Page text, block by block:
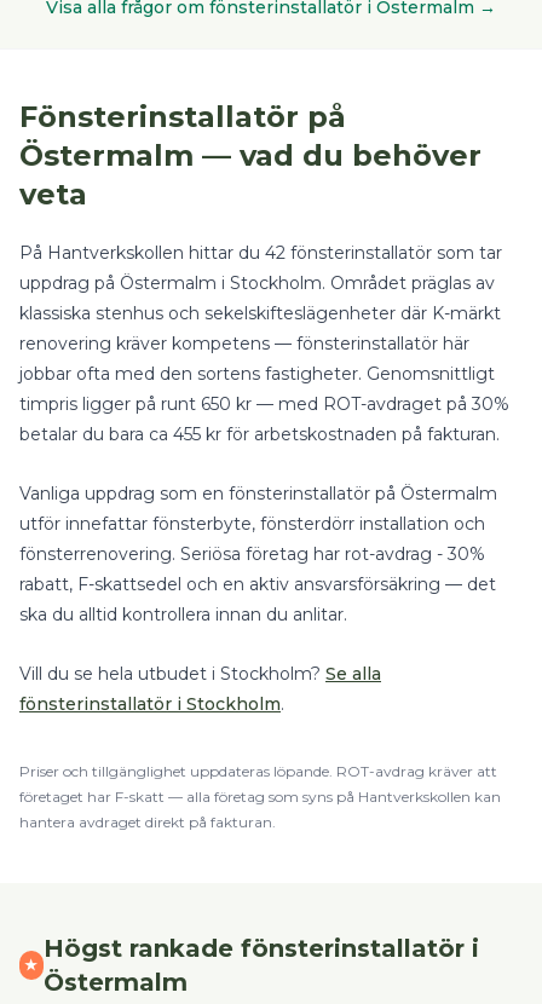
Visa alla frågor om fönsterinstallatör i Östermalm →
Fönsterinstallatör på
Östermalm — vad du behöver
veta
På Hantverkskollen hittar du 42 fönsterinstallatör som tar
uppdrag på Östermalm i Stockholm. Området präglas av
klassiska stenhus och sekelskifteslägenheter där K-märkt
renovering kräver kompetens — fönsterinstallatör här
jobbar ofta med den sortens fastigheter. Genomsnittligt
timpris ligger på runt 650 kr — med ROT-avdraget på 30%
betalar du bara ca 455 kr för arbetskostnaden på fakturan.
Vanliga uppdrag som en fönsterinstallatör på Östermalm
utför innefattar fönsterbyte, fönsterdörr installation och
fönsterrenovering. Seriösa företag har rot-avdrag - 30%
rabatt, F-skattsedel och en aktiv ansvarsförsäkring — det
ska du alltid kontrollera innan du anlitar.
Vill du se hela utbudet i Stockholm? Se alla
fönsterinstallatör i Stockholm.
Priser och tillgänglighet uppdateras löpande. ROT-avdrag kräver att
företaget har F-skatt — alla företag som syns på Hantverkskollen kan
hantera avdraget direkt på fakturan.
★
Högst rankade fönsterinstallatöri
Östermalm